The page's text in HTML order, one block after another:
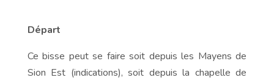
Départ
Ce bisse peut se faire soit depuis les Mayens de
Sion Est (indications), soit depuis la chapelle de